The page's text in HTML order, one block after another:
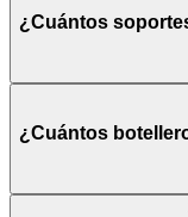
¿Cuántos
¿Cuántos